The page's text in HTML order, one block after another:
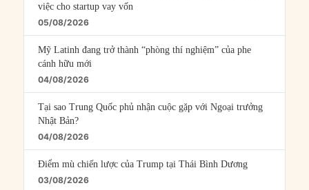
việc cho startup vay vốn
05/08/2026
Mỹ Latinh đang trở thành “phòng thí nghiệm” của phe
cánh hữu mới
04/08/2026
Tại sao Trung Quốc phủ nhận cuộc gặp với Ngoại trưởng
Nhật Bản?
04/08/2026
Điểm mù chiến lược của Trump tại Thái Bình Dương
03/08/2026